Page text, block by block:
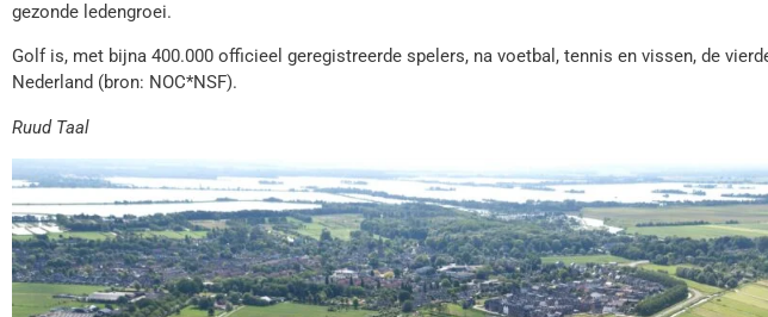
gezonde ledengroei.
Golf is, met bijna 400.000 officieel geregistreerde spelers, na voetbal, tennis en vissen, de
Nederland (bron: NOC*NSF).
Ruud Taal